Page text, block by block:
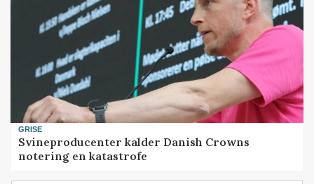
GRISE
Svineproducenter kalder Danish Crowns
notering en katastrofe